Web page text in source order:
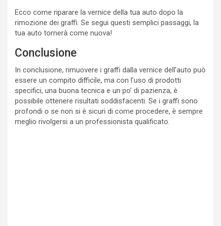
Ecco come riparare la vernice della tua auto dopo la
rimozione dei graffi. Se segui questi semplici passaggi, la
tua auto tornerà come nuova!
Conclusione
In conclusione, rimuovere i graffi dalla vernice dell’auto può
essere un compito difficile, ma con l’uso di prodotti
specifici, una buona tecnica e un po’ di pazienza, è
possibile ottenere risultati soddisfacenti. Se i graffi sono
profondi o se non si è sicuri di come procedere, è sempre
meglio rivolgersi a un professionista qualificato.